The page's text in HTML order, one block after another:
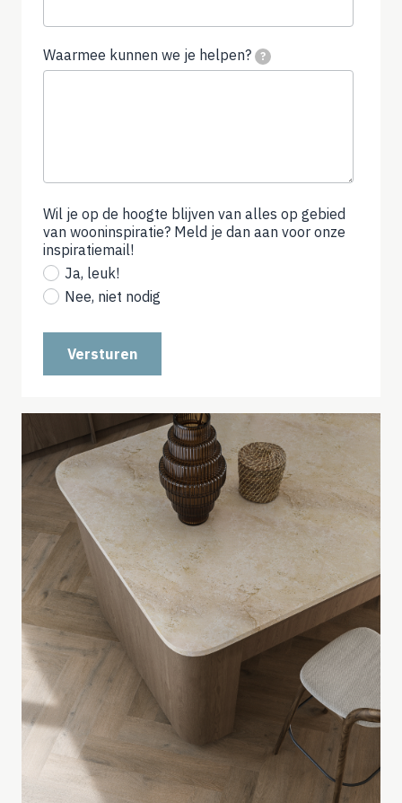
Waarmee kunnen we je helpen? ?
required)
Wil je op de hoogte blijven van alles op gebied
van wooninspiratie? Meld je dan aan voor onze
inspiratiemail!
Ja, leuk!
Nee, niet nodig
Versturen